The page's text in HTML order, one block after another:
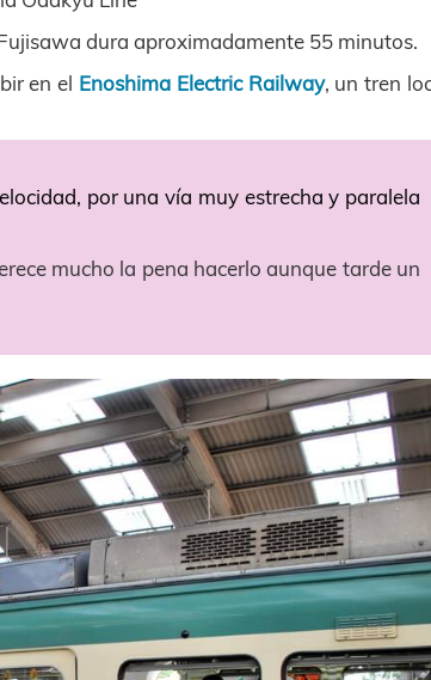
dura aproximadamente 55 minutos.
en el Enoshima Electric Railway, un tren
por una vía muy estrecha y paralela
mucho la pena hacerlo aunque tarde un